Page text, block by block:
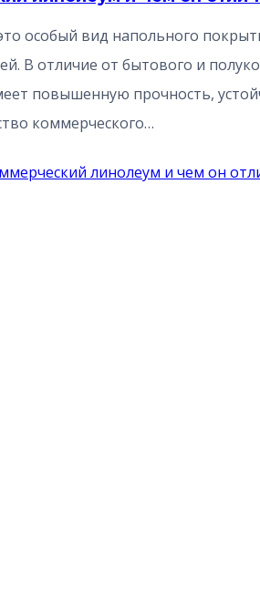
особый вид напольного
В отличие от бытового и
повышенную прочность,
коммерческого…
линолеум и чем он